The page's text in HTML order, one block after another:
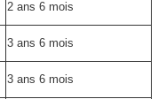
2 ans 6 mois
3 ans 6 mois
3 ans 6 mois